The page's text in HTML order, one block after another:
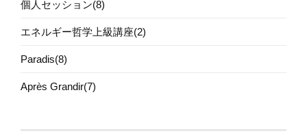
個人セッション(8)
エネルギー哲学上級講座(2)
Paradis(8)
Après Grandir(7)